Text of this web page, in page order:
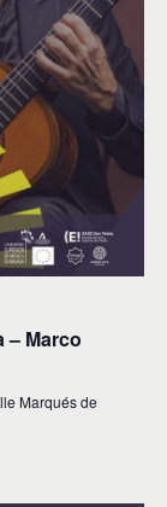
– Marco
Marqués de